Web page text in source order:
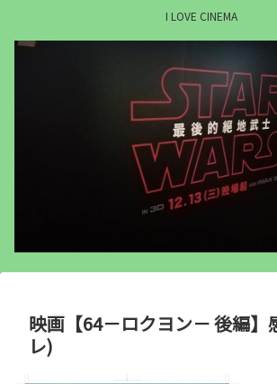
I LOVE CINEMA
映画【64－ロクヨン－ 後編】
レ)